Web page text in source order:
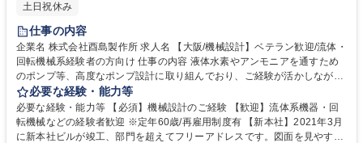
土日祝休み
仕事の内容
企業名 株式会社酉島製作所 求人名 【大阪/機械設計】ベテラン歓迎/流体・
回転機械系経験者の方向け 仕事の内容 液体水素やアンモニアを通すため
のポンプ等、高度なポンプ設計に取り組んでおり、ご経験が活かしながら
新しい分野に携われる環境です。 当社のポンプは中東の国の国家プロジェ
クトにも採用されナイル川沿いの緑化に貢献しています。また、JAXAと
の共同プロジェクトへの参加等社会貢献性が高いテーマに取り組んでいま
す。 募集職種 【大阪/機械設計】ベテラン歓迎/流体・回転機械系経験者の
必要な経験・能力等
必要な経験・能力等 【必須】機械設計のご経験 【歓迎】流体系機器・回
転機械などの経験者歓迎 ※定年60歳/再雇用制度有 【新本社】2021年3月
に新本社ビルが竣工、部門を超えてフリーアドレスです。図面を見やすく